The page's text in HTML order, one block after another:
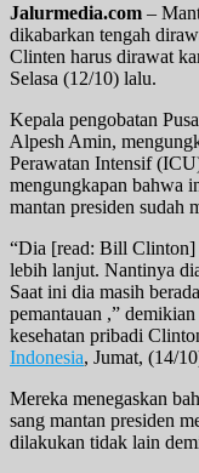
Jalurmedia.com –
dikabarkan tengah
Clinten harus dirawat
Selasa (12/10) lalu.
Kepala pengobatan
Alpesh Amin,
Perawatan Intensif
mengungkapan bahwa
mantan presiden sudah
“Dia [read: Bill Clinton]
lebih lanjut. Nantinya
Saat ini dia masih
pemantauan ,”
kesehatan pribadi
Indonesia, Jumat, (14/
Mereka menegaskan
sang mantan presiden
dilakukan tidak lain